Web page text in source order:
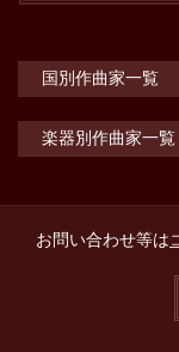
国別作曲家一覧
楽器別作曲家一覧
お問い合わせ等は